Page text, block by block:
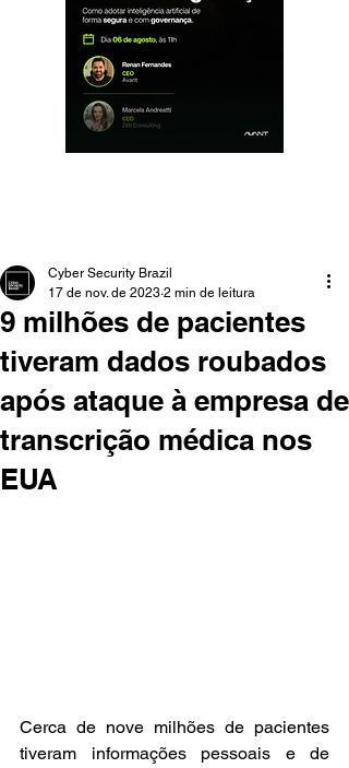
9 milhões de pacientes
tiveram dados roubados
após ataque à empresa de
transcrição médica nos
EUA
Cyber Security Brazil
17 de nov. de 2023 2 min de leitura
Cerca de nove milhões de pacientes
tiveram informações pessoais e de